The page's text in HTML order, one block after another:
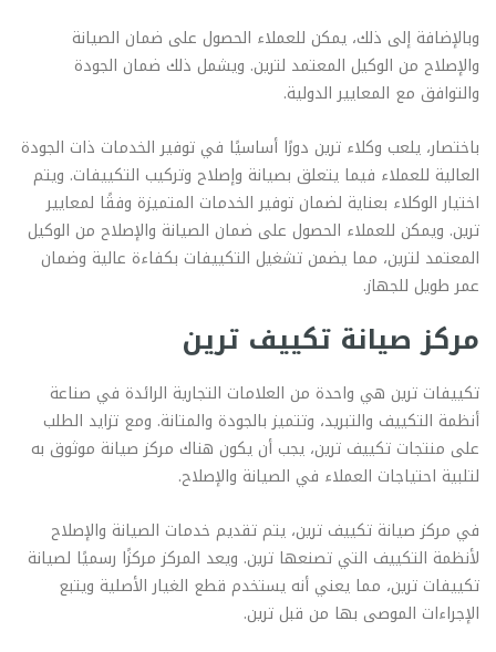
وبالإضافة إلى ذلك، يمكن للعملاء الحصول على ضمان الصيانة
والإصلاح من الوكيل المعتمد لترين. ويشمل ذلك ضمان الجودة
والتوافق مع المعايير الدولية.
باختصار، يلعب وكلاء ترين دورًا أساسيًا في توفير الخدمات ذات الجودة
العالية للعملاء فيما يتعلق بصيانة وإصلاح وتركيب التكييفات. ويتم
اختيار الوكلاء بعناية لضمان توفير الخدمات المتميزة وفقًا لمعايير
ترين. ويمكن للعملاء الحصول على ضمان الصيانة والإصلاح من الوكيل
المعتمد لترين، مما يضمن تشغيل التكييفات بكفاءة عالية وضمان
عمر طويل للجهاز.
مركز صيانة تكييف ترين
تكييفات ترين هي واحدة من العلامات التجارية الرائدة في صناعة
أنظمة التكييف والتبريد، وتتميز بالجودة والمتانة. ومع تزايد الطلب
على منتجات تكييف ترين، يجب أن يكون هناك مركز صيانة موثوق به
لتلبية احتياجات العملاء في الصيانة والإصلاح.
في مركز صيانة تكييف ترين، يتم تقديم خدمات الصيانة والإصلاح
لأنظمة التكييف التي تصنعها ترين. ويعد المركز مركزًا رسميًا لصيانة
تكييفات ترين، مما يعني أنه يستخدم قطع الغيار الأصلية ويتبع
الإجراءات الموصى بها من قبل ترين.